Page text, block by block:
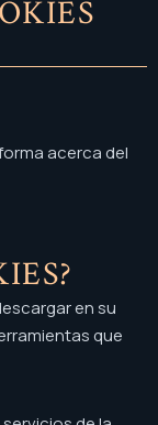
acerca del
en su
que